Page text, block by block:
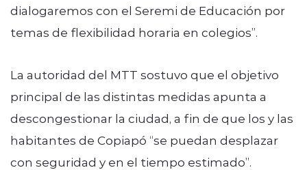
dialogaremos con el Seremi de Educación por
temas de flexibilidad horaria en colegios”.
La autoridad del MTT sostuvo que el objetivo
principal de las distintas medidas apunta a
descongestionar la ciudad, a fin de que los y las
habitantes de Copiapó “se puedan desplazar
con seguridad y en el tiempo estimado”.